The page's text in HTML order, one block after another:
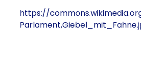
https://